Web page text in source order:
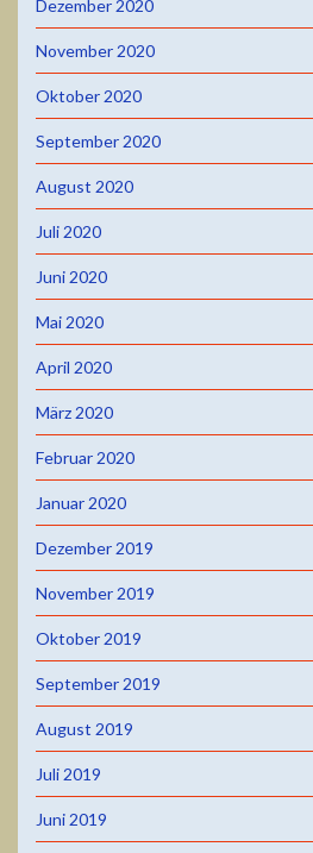
Dezember 2020
November 2020
Oktober 2020
September 2020
August 2020
Juli 2020
Juni 2020
Mai 2020
April 2020
März 2020
Februar 2020
Januar 2020
Dezember 2019
November 2019
Oktober 2019
September 2019
August 2019
Juli 2019
Juni 2019